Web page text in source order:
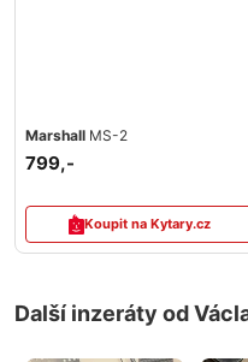
Marshall MS-2
799,-
Koupit na Kytary.cz
Další inzeráty od